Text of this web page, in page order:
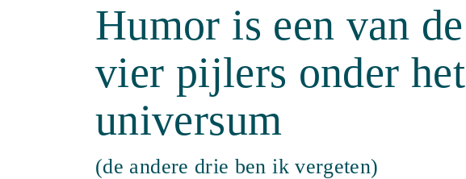
Humor is een van de
vier pijlers onder het
universum
(de andere drie ben ik vergeten)